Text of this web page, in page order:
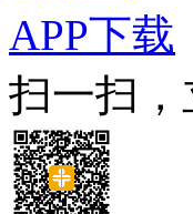
APP下载
扫一扫